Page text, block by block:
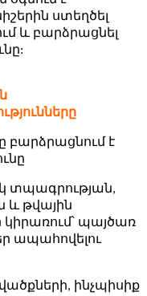
ստեղծել
և բարձրացնել
է
տպագրության,
և թվային
պայծառ
ապահովելու
ինչպիսիք